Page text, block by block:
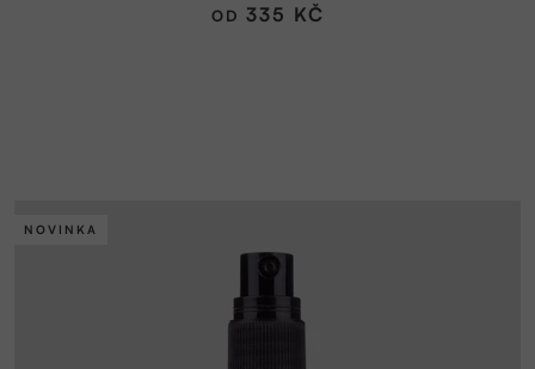
OD 335 KČ
NOVINKA